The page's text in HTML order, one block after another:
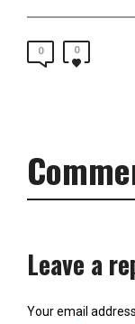
0 0
Leave a
Your email